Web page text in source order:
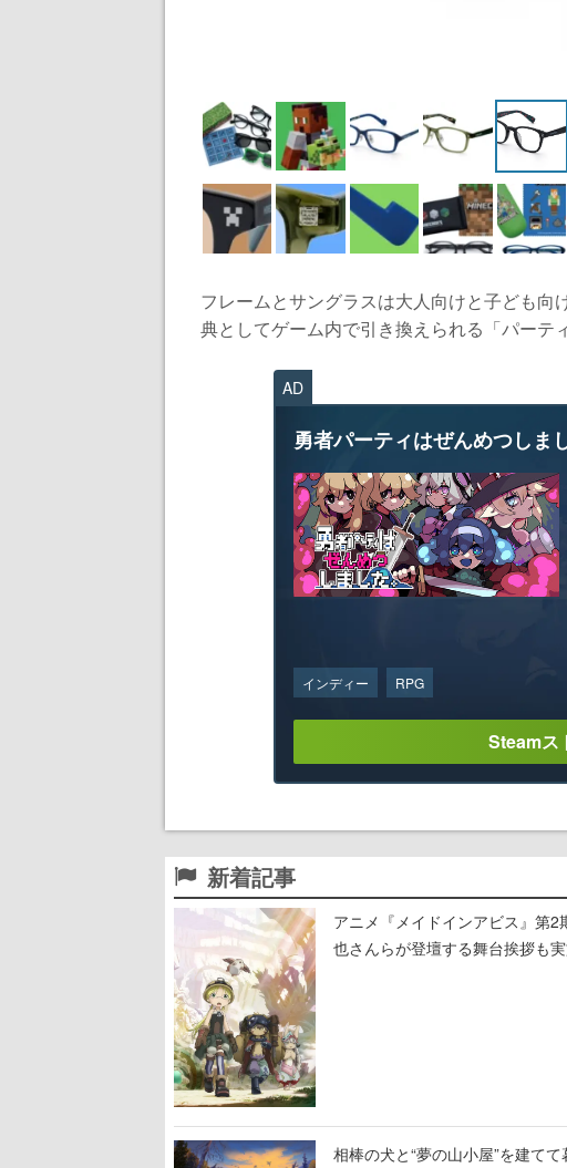
フレームとサングラスは大人向けと子ども
典としてゲーム内で引き換えられる「パーテ
AD
勇者パーティはぜんめつしま
インディー RPG
Steamス
新着記事
アニメ『メイドインアビス』第
也さんらが登壇する舞台挨拶も
相棒の犬と“夢の山小屋”を建て